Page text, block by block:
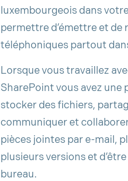
luxembourgeois dans
permettre d’émettre et de
téléphoniques partout
Lorsque vous travaillez
SharePoint vous avez une
stocker des fichiers,
communiquer et
pièces jointes par e-mail,
plusieurs versions et
bureau.